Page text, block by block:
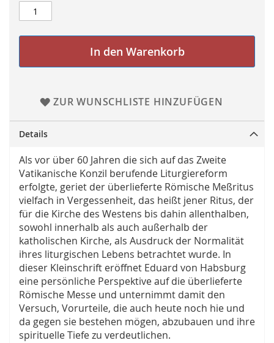
In den Warenkorb
ZUR WUNSCHLISTE HINZUFÜGEN
Details
Als vor über 60 Jahren die sich auf das Zweite
Vatikanische Konzil berufende Liturgiereform
erfolgte, geriet der überlieferte Römische Meßritus
vielfach in Vergessenheit, das heißt jener Ritus, der
für die Kirche des Westens bis dahin allenthalben,
sowohl innerhalb als auch außerhalb der
katholischen Kirche, als Ausdruck der Normalität
ihres liturgischen Lebens betrachtet wurde. In
dieser Kleinschrift eröffnet Eduard von Habsburg
eine persönliche Perspektive auf die überlieferte
Römische Messe und unternimmt damit den
Versuch, Vorurteile, die auch heute noch hie und
da gegen sie bestehen mögen, abzubauen und ihre
spirituelle Tiefe zu verdeutlichen.